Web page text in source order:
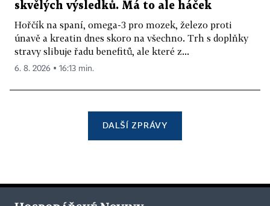
skvělých výsledků. Má to ale háček
Hořčík na spaní, omega-3 pro mozek, železo proti
únavě a kreatin dnes skoro na všechno. Trh s doplňky
stravy slibuje řadu benefitů, ale které z...
6. 8. 2026 ▪ 16:13 min.
DALŠÍ ZPRÁVY